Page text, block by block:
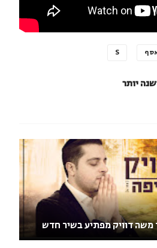
S
יותר
דוויק מפתיע בשיר חדש